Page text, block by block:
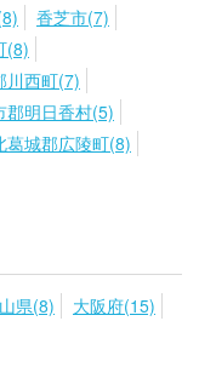
香芝市(7)
(8)
川西町(7)
郡明日香村(5)
葛城郡広陵町(8)
県(8)
大阪府(15)